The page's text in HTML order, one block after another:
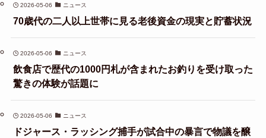
2026-05-06 ニュース
70歳代の二人以上世帯に見る老後資金の現実と貯蓄状況
2026-05-06 ニュース
飲食店で歴代の1000円札が含まれたお釣りを受け取った
驚きの体験が話題に
2026-05-06 ニュース
ドジャース・ラッシング捕手が試合中の暴言で物議を醸